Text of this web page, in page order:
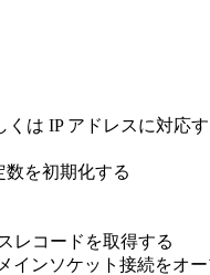
は IP アドレスに対応
を初期化する
レコードを取得する
ンソケット接続をオー